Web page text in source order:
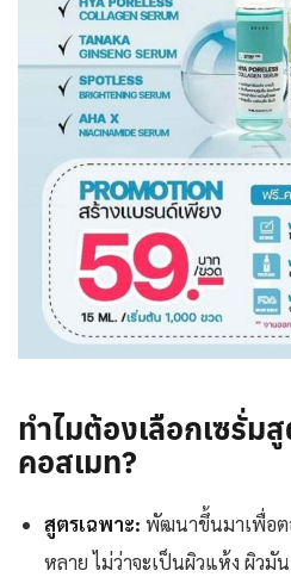
ทำไมต้องเลือกเซรั่ม
คอสเมท?
สูตรเฉพาะ: พัฒนาขึ้นมาเพื่อต
หลาย ไม่ว่าจะเป็นผิวแห้ง ผิวมั